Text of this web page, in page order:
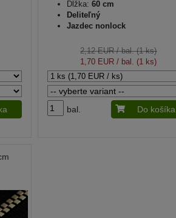
Dĺžka: 60 cm
Deliteľný
Jazdec nonlock
2,12 EUR/ bal. (1 ks)
1,70 EUR / bal. (1 ks)
bal. Do košíka